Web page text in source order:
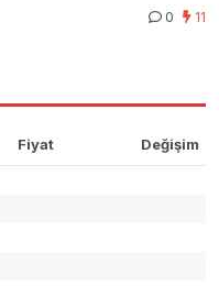
0 11
Fiyat Değişim